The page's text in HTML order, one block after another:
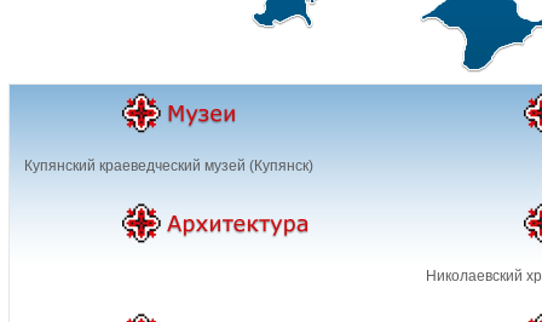
Купянский краеведческий музей (Купянск)
Николаевский